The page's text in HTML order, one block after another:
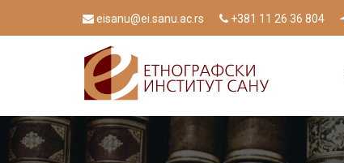
eisanu@ei.sanu.ac.rs +381 11 26 36 804